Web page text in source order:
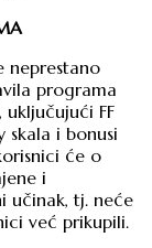
neprestano
programa
FF
skala i bonusi
će o
i
učinak, tj. neće
već prikupili.